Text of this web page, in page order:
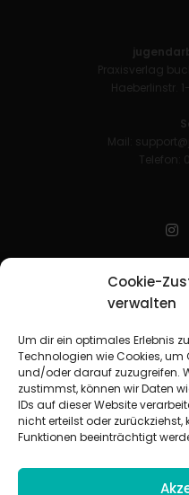
Cookie-
verwalten
Um dir ein optimales Erlebnis
Technologien wie Cookies,
und/oder darauf zuzugreifen.
zustimmst, können wir Daten
IDs auf dieser Website
nicht erteilst oder
Funktionen beeinträchtigt
Praxisverlag
Haeberlinstr.
Mail:
Telefon:
Mitarbeitende in der
Erwachsenenarbeit. Aufjo
CVJM-Landesverband
CVJM-Westbund e. V.|